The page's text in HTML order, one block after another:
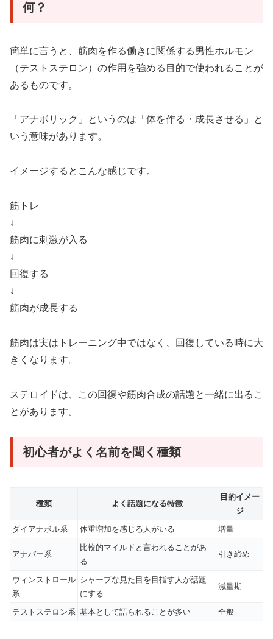
何？
簡単に言うと、筋肉を作る働きに関係する男性ホルモン
（テストステロン）の作用を強める目的で使われることが
あるものです。
「アナボリック」というのは「体を作る・成長させる」と
いう意味があります。
イメージするとこんな感じです。
筋トレ
↓
筋肉に刺激が入る
↓
回復する
↓
筋肉が成長する
筋肉は実はトレーニング中ではなく、回復している時に大
きくなります。
ステロイドは、この回復や筋肉合成の話題と一緒に出るこ
とがあります。
初心者がよく名前を聞く種類
種類 よく話題になる特徴
目的イメー
ジ
ダイアナボル系
体重増加を感じる人がいる 増量
アナバー系
比較的マイルドと言われることがあ
る
引き締め
ウィンストロール
系
シャープな見た目を目指す人が話題
にする
減量期
テストステロン系 基本として語られることが多い 全般